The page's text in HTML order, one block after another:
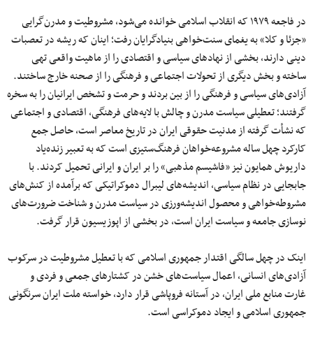
در فاجعه ۱۹۷۹ که انقلاب اسلامی خوانده می‌شود، مشروطیت و مدرن‌گرایی
«جزئا و کلا» به یغمای سنت‌خواهی بنیادگرایان رفت؛ اینان که ریشه در تعصبات
دینی دارند، بخشی از نهادهای سیاسی و اقتصادی را از ماهیت واقعی تهی
ساخته و بخش دیگری از تحولات اجتماعی و فرهنگی را از صحنه خارج ساختند.
آزادی‌های سیاسی و فرهنگی را از بین بردند و حرمت و تشخص ایرانیان را به سخره
گرفتند؛ تعطیلی سیاست مدرن و چالش با لایه‌های فرهنگی، اقتصادی و اجتماعی
که نشأت گرفته از مدنیت حقوقی ایران در تاریخ معاصر است، حاصل جمع
کارکرد چهل ساله مشروعه‌خواهان فرهنگ‌ستیزی است که به تعبیر زنده‌یاد
داریوش همایون نیز «فاشیسم مذهبی» را بر ایران و ایرانی تحمیل کردند. با
جابجایی در نظام سیاسی، اندیشه‌های لیبرال دموکراتیکی که برآمده از کنش‌های
مشروطه‌خواهی و محصول اندیشه‌ورزی در سیاست مدرن و شناخت ضرورت‌های
نوسازی جامعه و سیاست ایران است، در بخشی از اپوزیسیون قرار گرفت.
اینک در چهل سالگی اقتدار جمهوری اسلامی که با تعطیل مشروطیت در سرکوب
آزادی‌های انسانی، اعمال سیاست‌های خشن در کشتارهای جمعی و فردی و
غارت منابع ملی ایران، در آستانه فروپاشی قرار دارد، خواسته ملت ایران سرنگونی
جمهوری اسلامی و ایجاد دموکراسی است.